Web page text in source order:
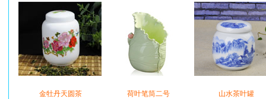
金牡丹天圆茶
荷叶笔筒二号
山水茶叶罐